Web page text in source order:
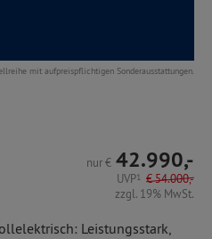
mit aufpreispflichtigen Sonderausstattungen.
nur€ 42.990,-
UVP1 €54.000,-
zzgl. 19% MwSt.
Leistungsstark,